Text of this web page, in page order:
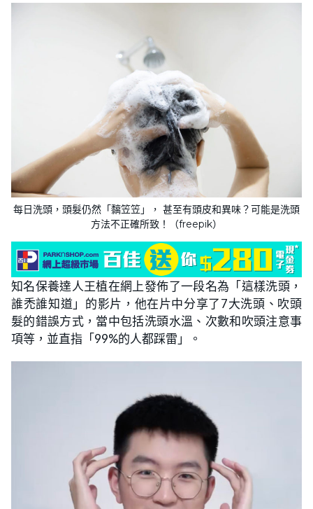
每日洗頭，頭髮仍然「黐笠笠」， 甚至有頭皮和異味？可能是洗頭
方法不正確所致！（freepik）
知名保養達人王植在網上發佈了一段名為「這樣洗頭，
誰禿誰知道」的影片，他在片中分享了7大洗頭、吹頭
髮的錯誤方式，當中包括洗頭水溫、次數和吹頭注意事
項等，並直指「99%的人都踩雷」。